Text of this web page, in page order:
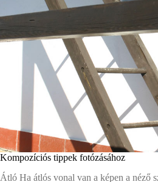
Kompozíciós tippek fotózásához
Átló Ha átlós vonal van a képen a néző